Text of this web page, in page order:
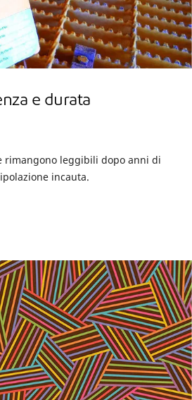
e durata
rimangono leggibili dopo anni di
incauta.